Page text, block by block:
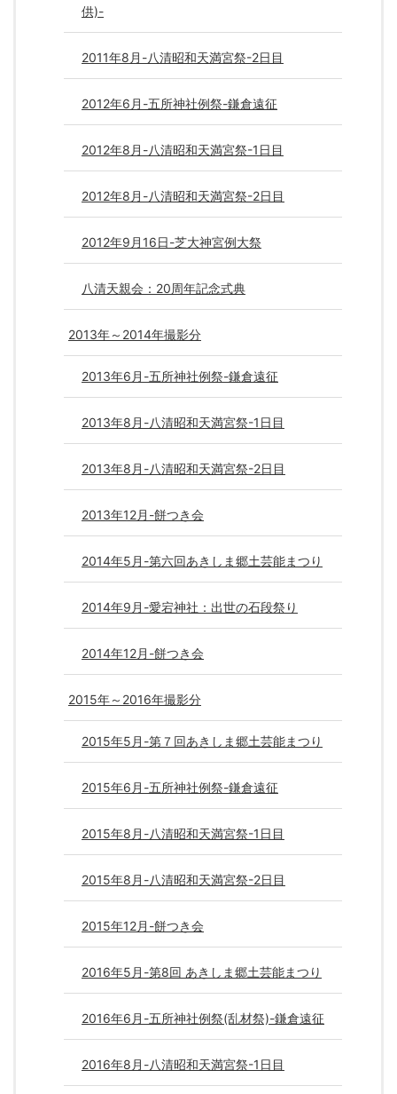
供)-
2011年8月-八清昭和天満宮祭-2日目
2012年6月-五所神社例祭-鎌倉遠征
2012年8月-八清昭和天満宮祭-1日目
2012年8月-八清昭和天満宮祭-2日目
2012年9月16日-芝大神宮例大祭
八清天親会：20周年記念式典
2013年～2014年撮影分
2013年6月-五所神社例祭-鎌倉遠征
2013年8月-八清昭和天満宮祭-1日目
2013年8月-八清昭和天満宮祭-2日目
2013年12月-餅つき会
2014年5月-第六回あきしま郷土芸能まつり
2014年9月-愛宕神社：出世の石段祭り
2014年12月-餅つき会
2015年～2016年撮影分
2015年5月-第７回あきしま郷土芸能まつり
2015年6月-五所神社例祭-鎌倉遠征
2015年8月-八清昭和天満宮祭-1日目
2015年8月-八清昭和天満宮祭-2日目
2015年12月-餅つき会
2016年5月-第8回 あきしま郷土芸能まつり
2016年6月-五所神社例祭(乱材祭)-鎌倉遠征
2016年8月-八清昭和天満宮祭-1日目